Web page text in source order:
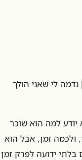
לי שאני הולך
יודע למה הוא שוכר
ולכמה זמן, אבל הוא
סוסים בלתי ידועה לפרק זמן